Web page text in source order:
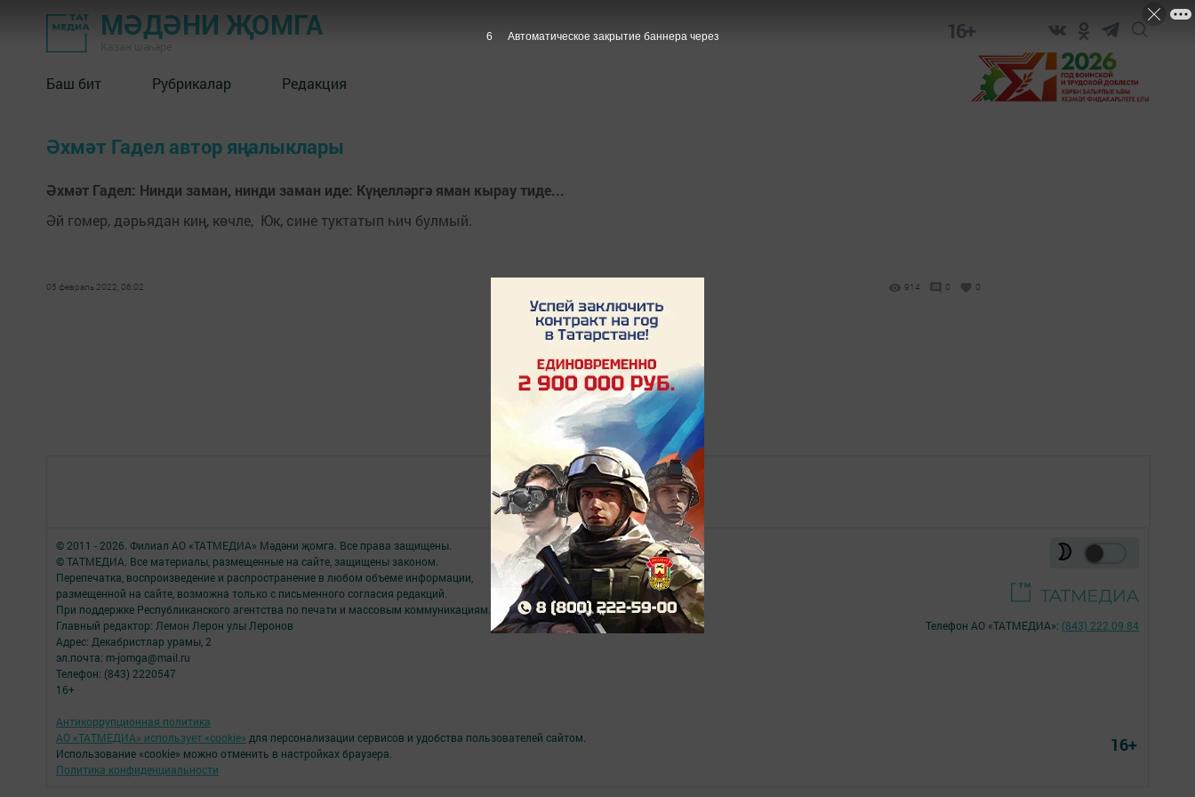
МӘДӘНИ ҖОМГА 16+
Баш бит Рубрикалар Редакция
Әхмәт Гадел автор яңалыклары
Әхмәт Гадел: Нинди заман, нинди заман иде: Күңелләргә яман кырау тиде...
Әй гомер, дәрьядан киң, көчле, Юк, сине туктатып һич булмый.
05 февраль 2022, 06:02 914 0 0
Төрле темалар
© 2011 - 2026. Филиал АО «ТАТМЕДИА» Мәдәни җомга. Все права защищены.
© ТАТМЕДИА. Все материалы, размещенные на сайте, защищены законом.
Перепечатка, воспроизведение и распространение в любом объеме информации,
размещенной на сайте, возможна только с письменного согласия редакций.
При поддержке Республиканского агентства по печати и массовым коммуникациям.
Главный редактор: Лемон Лерон улы Леронов
Адрес: Декабристлар урамы, 2
эл.почта: m-jomga@mail.ru
Телефон: (843) 2220547
16+
Антикоррупционная политика
АО «ТАТМЕДИА» использует «cookie» для персонализации сервисов и удобства пользователей сайтом.
Использование «cookie» можно отменить в настройках браузера.
Политика конфиденциальности
Телефон АО «ТАТМЕДИА»: (843) 222 09 84
16+
6 Автоматическое закрытие баннера через